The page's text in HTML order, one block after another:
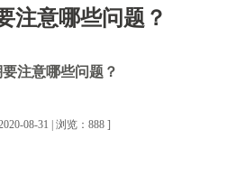
注意哪些问题？
注意哪些问题？
08-31 | 浏览：888 ]